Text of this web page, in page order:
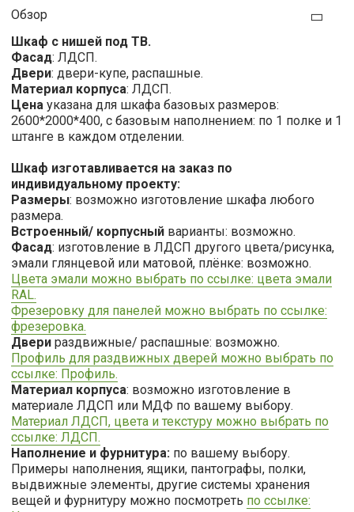
Обзор
Шкаф с нишей под ТВ.
Фасад: ЛДСП.
Двери: двери-купе, распашные.
Материал корпуса: ЛДСП.
Цена указана для шкафа базовых размеров:
2600*2000*400, с базовым наполнением: по 1 полке и 1
штанге в каждом отделении.
Шкаф изготавливается на заказ по
индивидуальному проекту:
Размеры: возможно изготовление шкафа любого
размера.
Встроенный/ корпусный варианты: возможно.
Фасад: изготовление в ЛДСП другого цвета/рисунка,
эмали глянцевой или матовой, плёнке: возможно.
Цвета эмали можно выбрать по ссылке: цвета эмали
RAL.
Фрезеровку для панелей можно выбрать по ссылке:
фрезеровка.
Двери раздвижные/ распашные: возможно.
Профиль для раздвижных дверей можно выбрать по
ссылке: Профиль.
Материал корпуса: возможно изготовление в
материале ЛДСП или МДФ по вашему выбору.
Материал ЛДСП, цвета и текстуру можно выбрать по
ссылке: ЛДСП.
Наполнение и фурнитура: по вашему выбору.
Примеры наполнения, ящики, пантографы, полки,
выдвижные элементы, другие системы хранения
вещей и фурнитуру можно посмотреть по ссылке: